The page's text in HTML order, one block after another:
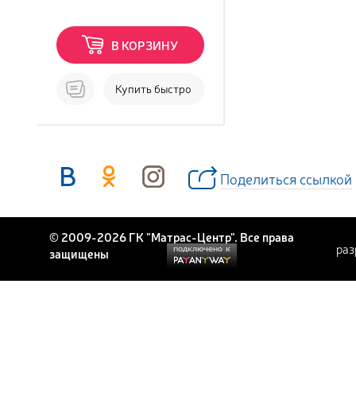
В КОРЗИНУ
Купить быстро
Поделиться ссылкой
© 2009-2026 ГК "Матрас-Центр". Все права
защищены